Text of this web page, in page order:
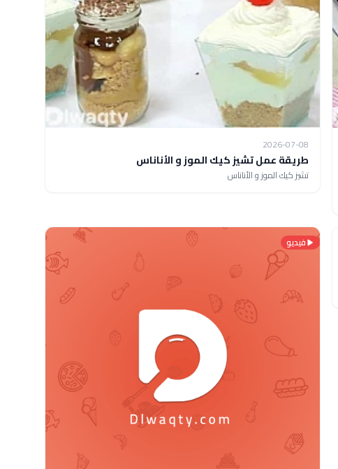
2026-07-08
طريقة عمل تشيز كيك الموز و الأناناس
تشيز كيك الموز و الأناناس
فيديو